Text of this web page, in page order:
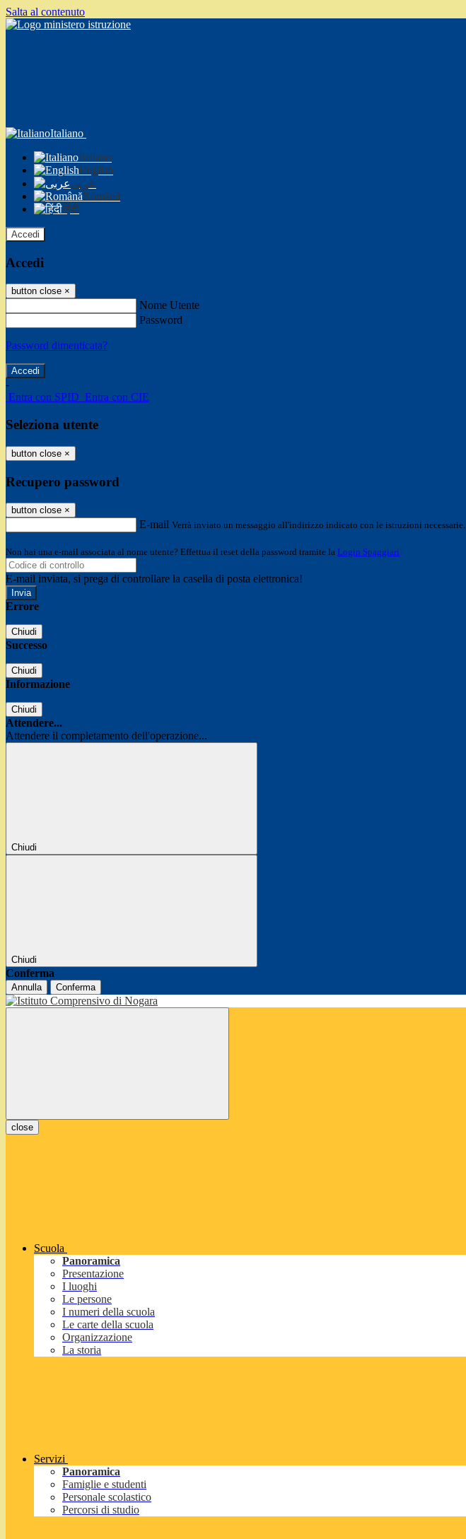
Salta al contenuto
Italiano
Italiano
English
عربى
Română
हिंदी
Accedi
Accedi
button close ×
Nome Utente
Password
Password dimenticata?
-
Entra con SPID Entra con CIE
Seleziona utente
button close ×
Recupero password
button close ×
E-mail Verrà inviato un messaggio all'indirizzo indicato con le istruzioni necessarie.
Non hai una e-mail associata al nome utente? Effettua il reset della password tramite la Login Spaggiari
E-mail inviata, si prega di controllare la casella di posta elettronica!
Errore
Chiudi
Successo
Chiudi
Informazione
Chiudi
Attendere...
Attendere il completamento dell'operazione...
Chiudi
Chiudi
Conferma
Annulla Conferma
close
Scuola
Panoramica
Presentazione
I luoghi
Le persone
I numeri della scuola
Le carte della scuola
Organizzazione
La storia
Servizi
Panoramica
Famiglie e studenti
Personale scolastico
Percorsi di studio